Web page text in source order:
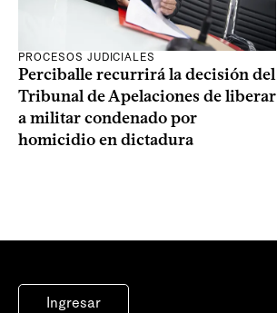
PROCESOS JUDICIALES
Perciballe recurrirá la decisión del
Tribunal de Apelaciones de liberar
a militar condenado por
homicidio en dictadura
Ingresar